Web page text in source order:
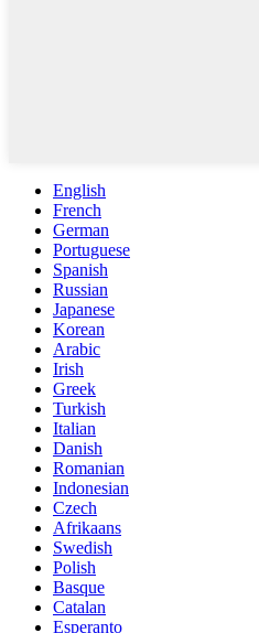
English
French
German
Portuguese
Spanish
Russian
Japanese
Korean
Arabic
Irish
Greek
Turkish
Italian
Danish
Romanian
Indonesian
Czech
Afrikaans
Swedish
Polish
Basque
Catalan
Esperanto